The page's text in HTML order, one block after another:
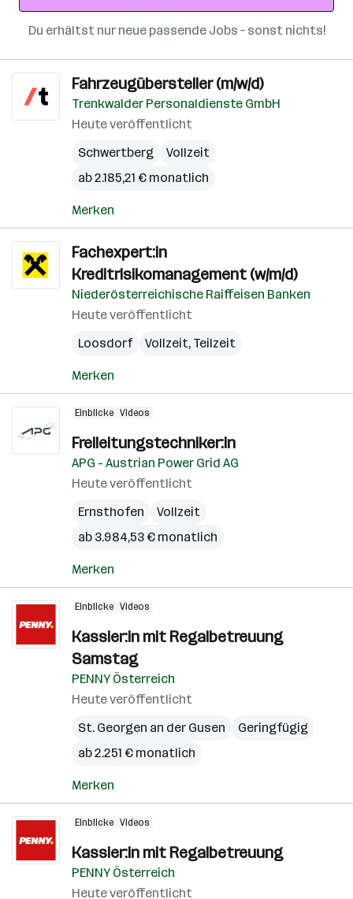
Du erhältst nur neue passende Jobs – sonst nichts!
Fahrzeugübersteller (m/w/d)
Trenkwalder Personaldienste GmbH
Heute veröffentlicht
Schwertberg
Vollzeit
ab 2.185,21 € monatlich
Merken
Fachexpert:in
Kreditrisikomanagement (w/m/d)
Niederösterreichische Raiffeisen Banken
Heute veröffentlicht
Loosdorf
Vollzeit, Teilzeit
Merken
Einblicke Videos
Freileitungstechniker:in
APG - Austrian Power Grid AG
Heute veröffentlicht
Ernsthofen
Vollzeit
ab 3.984,53 € monatlich
Merken
Einblicke Videos
Kassier:in mit Regalbetreuung
Samstag
PENNY Österreich
Heute veröffentlicht
St. Georgen an der Gusen
Geringfügig
ab 2.251 € monatlich
Merken
Einblicke Videos
Kassier:in mit Regalbetreuung
PENNY Österreich
Heute veröffentlicht